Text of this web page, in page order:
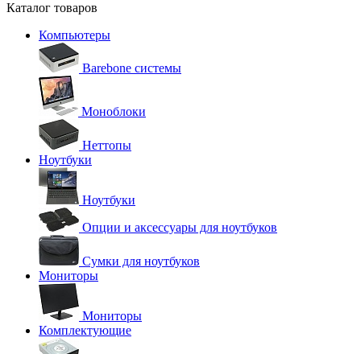
Каталог товаров
Компьютеры
Barebone системы
Моноблоки
Неттопы
Ноутбуки
Ноутбуки
Опции и аксессуары для ноутбуков
Сумки для ноутбуков
Мониторы
Мониторы
Комплектующие